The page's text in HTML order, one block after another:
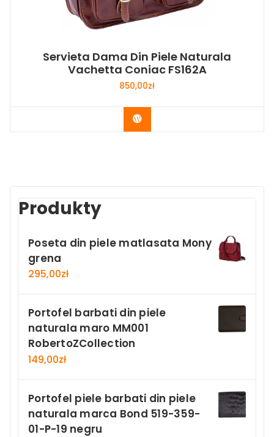
Servieta Dama Din Piele Naturala
Vachetta Coniac FS162A
850,00zł
Buy Now
Produkty
Poseta din piele matlasata Mony
grena
295,00zł
Portofel barbati din piele
naturala maro MM001
RobertoZCollection
149,00zł
Portofel piele barbati din piele
naturala marca Bond 519-359-
01-P-19 negru